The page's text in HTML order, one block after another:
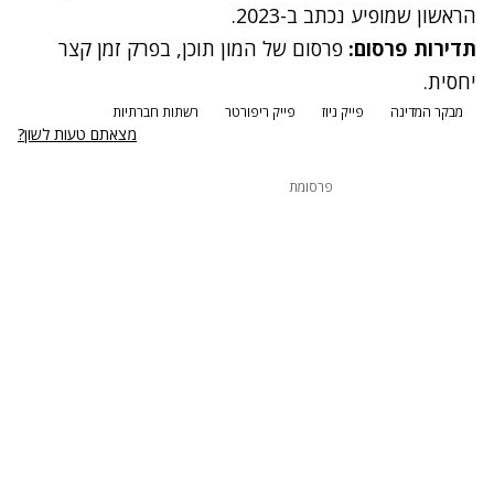
הראשון שמופיע נכתב ב-2023.
תדירות פרסום: פרסום של המון תוכן, בפרק זמן קצר
יחסית.
מבקר המדינה פייק ניוז פייק ריפורטר רשתות חברתיות
מצאתם טעות לשון?
פרסומת